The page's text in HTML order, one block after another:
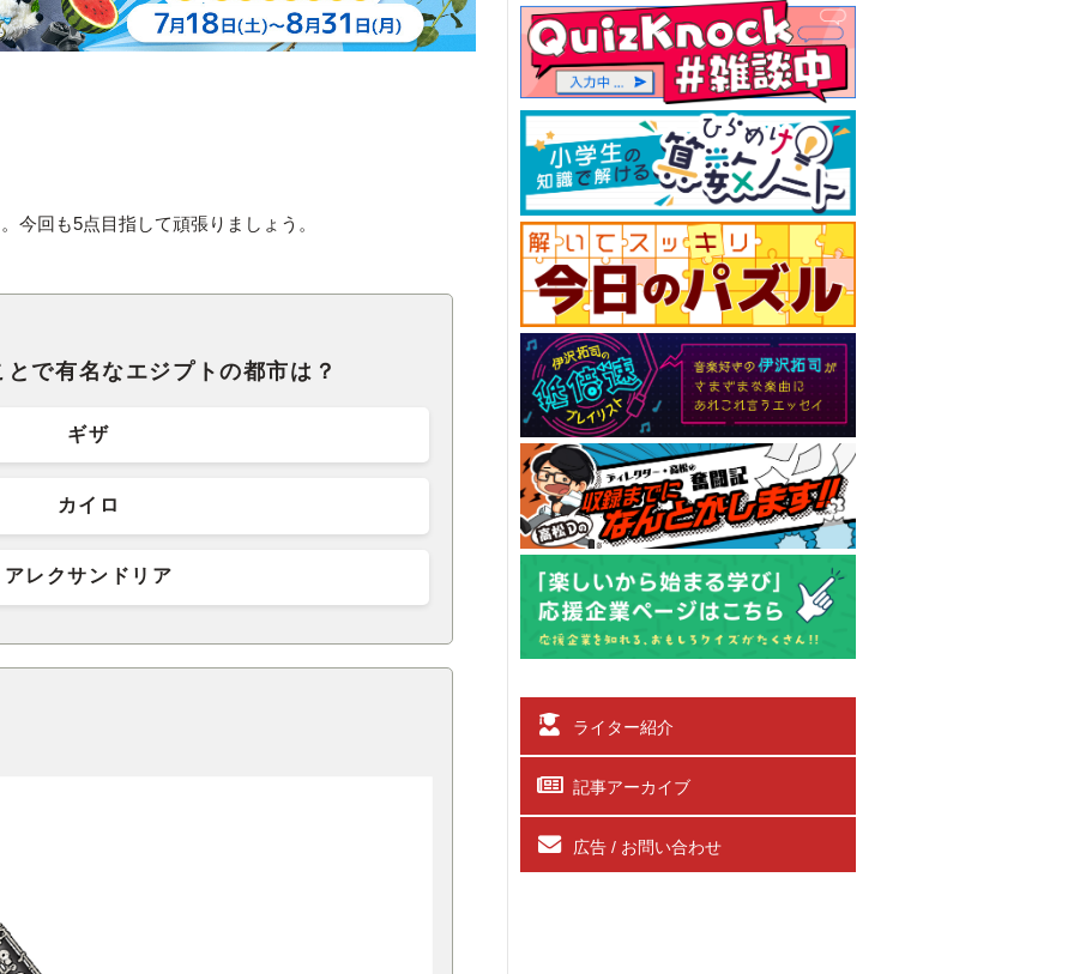
今回も5点目指して頑張りましょう。
で有名なエジプトの都市は？
ギザ
カイロ
アレクサンドリア
ライター紹介
記事アーカイブ
広告 / お問い合わせ